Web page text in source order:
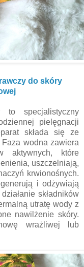
do skóry
to specjalistyczny
pielęgnacji
składa się ze
Faza wodna zawiera
aktywnych, które
uszczelniają,
krwionośnych.
i odżywiają
składników
utratę wody z
nawilżenie skóry.
wrażliwej lub